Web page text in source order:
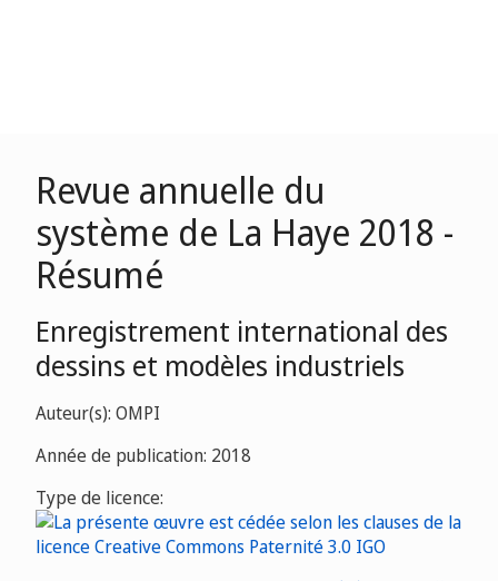
Revue annuelle du
système de La Haye 2018 -
Résumé
Enregistrement international des
dessins et modèles industriels
Auteur(s): OMPI
Année de publication: 2018
Type de licence: